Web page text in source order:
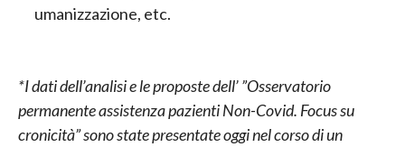
umanizzazione, etc.
*I dati dell’analisi e le proposte dell’ ”Osservatorio
permanente assistenza pazienti Non-Covid. Focus su
cronicità” sono state presentate oggi nel corso di un